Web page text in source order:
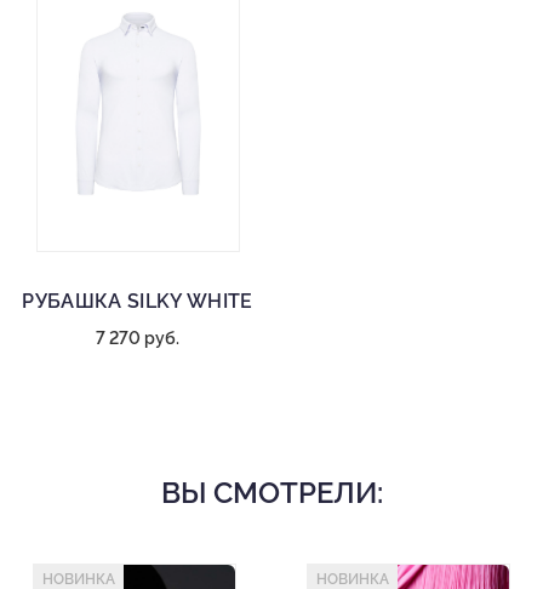
РУБАШКА SILKY WHITE
7 270 руб.
ВЫ СМОТРЕЛИ:
НОВИНКА НОВИНКА